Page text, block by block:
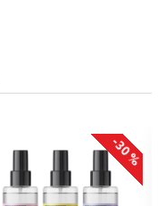
-30 %